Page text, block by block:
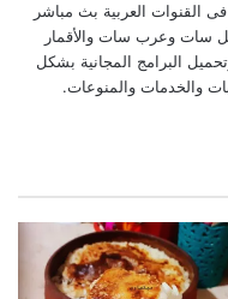
العربية بث مباشر
سات وعرب سات والأقمار
البرامج المجانية بشكل
والخدمات والمنوعات.